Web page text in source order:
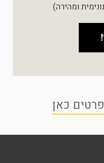
פרטים כאן